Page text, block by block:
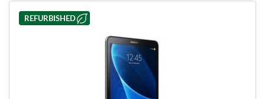
REFURBISHED